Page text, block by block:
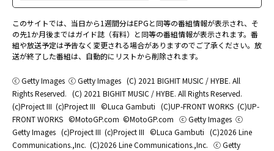
このサイトでは、当日から1週間分はEPGと同等の番組情報が表示され、そ
の先1か月後まではガイド誌（有料）と同等の番組情報が表示されます。番
組や放送予定は予告なく変更される場合がありますのでご了承ください。放
送が終了した番組は、自動的にリストから削除されます。
ⓒ Getty Images ⓒ Getty Images (C) 2021 BIGHIT MUSIC / HYBE. All
Rights Reserved. (C) 2021 BIGHIT MUSIC / HYBE. All Rights Reserved.
(c)Project III (c)Project III ©Luca Gambuti (C)UP-FRONT WORKS (C)UP-
FRONT WORKS ©MotoGP.com ©MotoGP.com ⓒ Getty Images ⓒ
Getty Images (c)Project III (c)Project III ©Luca Gambuti (C)2026 Line
Communications.,Inc. (C)2026 Line Communications.,Inc. ⓒ Getty